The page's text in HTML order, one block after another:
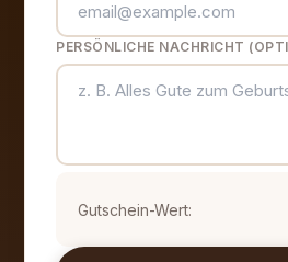
PERSÖNLICHE NACHRICHT
Gutschein-Wert: